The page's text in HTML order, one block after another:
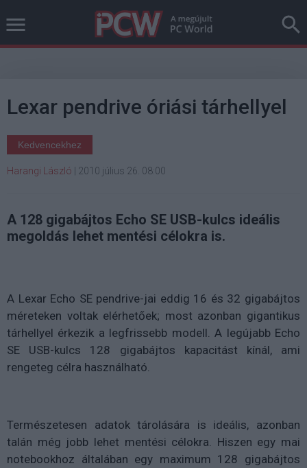
Lexar pendrive óriási tárhellyel
Kedvencekhez
Harangi László 2010 július 26. 08:00
A 128 gigabájtos Echo SE USB-kulcs ideális
megoldás lehet mentési célokra is.
A Lexar Echo SE pendrive-jai eddig 16 és 32 gigabájtos
méreteken voltak elérhetőek; most azonban gigantikus
tárhellyel érkezik a legfrissebb modell. A legújabb Echo
SE USB-kulcs 128 gigabájtos kapacitást kínál, ami
rengeteg célra használható.
Természetesen adatok tárolására is ideális, azonban
talán még jobb lehet mentési célokra. Hiszen egy mai
notebookhoz általában egy maximum 128 gigabájtos